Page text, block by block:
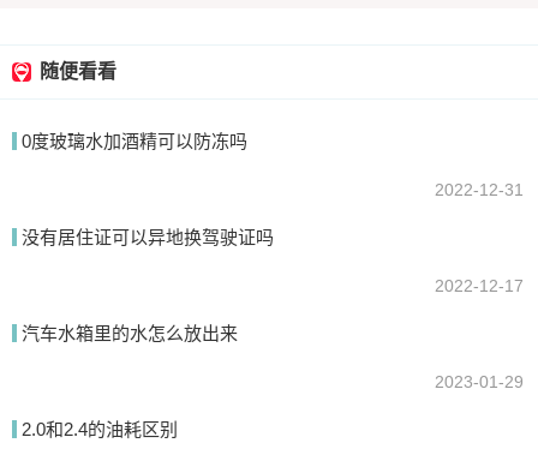
提交
随便看看
0度玻璃水加酒精可以防冻吗
2022-12-31
没有居住证可以异地换驾驶证吗
2022-12-17
汽车水箱里的水怎么放出来
2023-01-29
2.0和2.4的油耗区别